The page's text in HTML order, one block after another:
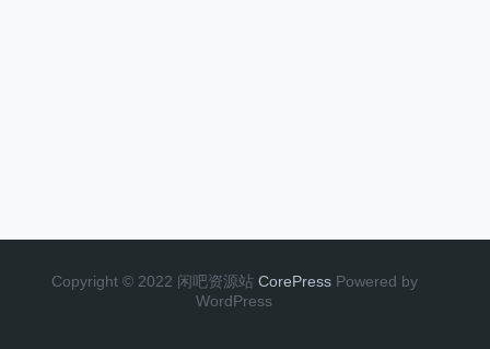
Copyright © 2022 闲吧资源站 CorePress Powered by
WordPress